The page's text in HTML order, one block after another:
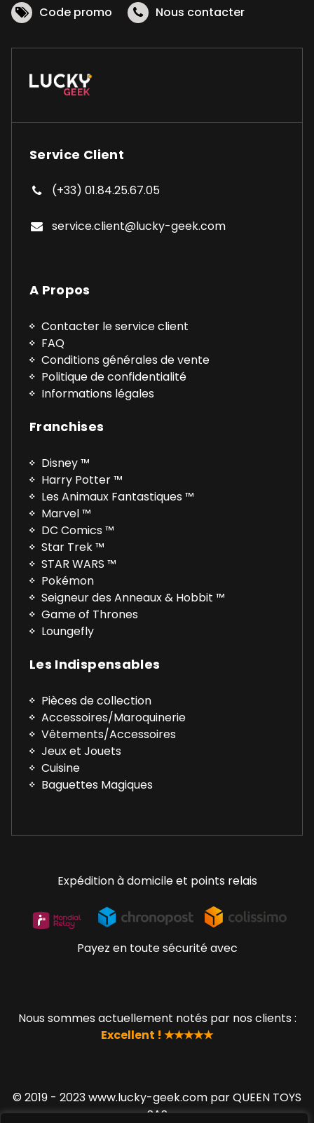
Code promo
Nous contacter
Service Client
(+33) 01.84.25.67.05
service.client@lucky-geek.com
A Propos
Contacter le service client
FAQ
Conditions générales de vente
Politique de confidentialité
Informations légales
Franchises
Disney ™
Harry Potter ™
Les Animaux Fantastiques ™
Marvel ™
DC Comics ™
Star Trek ™
STAR WARS ™
Pokémon
Seigneur des Anneaux & Hobbit ™
Game of Thrones
Loungefly
Les Indispensables
Pièces de collection
Accessoires/Maroquinerie
Vêtements/Accessoires
Jeux et Jouets
Cuisine
Baguettes Magiques
Expédition à domicile et points relais
Payez en toute sécurité avec
Nous sommes actuellement notés par nos clients :
Excellent ! ★★★★★
© 2019 - 2023 www.lucky-geek.com par QUEEN TOYS
SAS